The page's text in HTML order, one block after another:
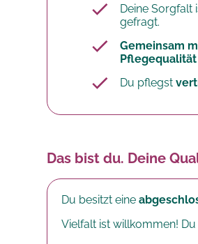
Deine Sorgfalt
gefragt.
Gemeinsam
Pflegequalität
Du pflegst
Das bist du. Deine
Du besitzt eine
Vielfalt ist willkommen!